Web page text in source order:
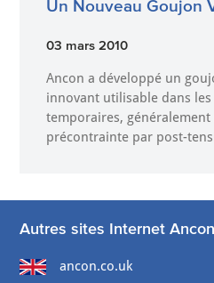
Un Nouveau Goujon
03 mars 2010
Ancon a développé un
innovant utilisable dans
temporaires,
précontrainte par post-
Autres sites Internet Ancon
ancon.co.uk